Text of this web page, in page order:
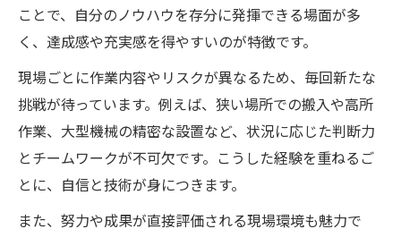
ことで、自分のノウハウを存分に発揮できる場面が多
く、達成感や充実感を得やすいのが特徴です。
現場ごとに作業内容やリスクが異なるため、毎回新たな
挑戦が待っています。例えば、狭い場所での搬入や高所
作業、大型機械の精密な設置など、状況に応じた判断力
とチームワークが不可欠です。こうした経験を重ねるご
とに、自信と技術が身につきます。
また、努力や成果が直接評価される現場環境も魅力で